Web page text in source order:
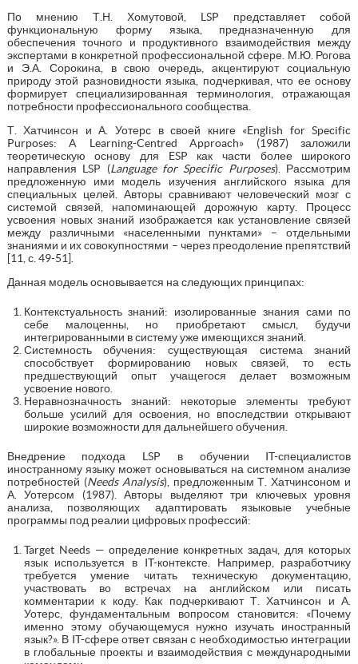
По мнению Т.Н. Хомутовой, LSP представляет собой
функциональную форму языка, предназначенную для
обеспечения точного и продуктивного взаимодействия между
экспертами в конкретной профессиональной сфере. М.Ю. Рогова
и Э.А. Сорокина, в свою очередь, акцентируют социальную
природу этой разновидности языка, подчеркивая, что ее основу
формирует специализированная терминология, отражающая
потребности профессионального сообщества.
Т. Хатчинсон и А. Уотерс в своей книге «English for Specific
Purposes: A Learning-Centred Approach» (1987) заложили
теоретическую основу для ESP как части более широкого
направления LSP (Language for Specific Purposes). Рассмотрим
предложенную ими модель изучения английского языка для
специальных целей. Авторы сравнивают человеческий мозг с
системой связей, напоминающей дорожную карту. Процесс
усвоения новых знаний изображается как установление связей
между различными «населенными пунктами» – отдельными
знаниями и их совокупностями – через преодоление препятствий
[11, с. 49-51].
Данная модель основывается на следующих принципах:
Контекстуальность знаний: изолированные знания сами по
себе малоценны, но приобретают смысл, будучи
интегрированными в систему уже имеющихся знаний.
Системность обучения: существующая система знаний
способствует формированию новых связей, то есть
предшествующий опыт учащегося делает возможным
усвоение нового.
Неравнозначность знаний: некоторые элементы требуют
больше усилий для освоения, но впоследствии открывают
широкие возможности для дальнейшего обучения.
Внедрение подхода LSP в обучении IT-специалистов
иностранному языку может основываться на системном анализе
потребностей (Needs Analysis), предложенным Т. Хатчинсоном и
А. Уотерсом (1987). Авторы выделяют три ключевых уровня
анализа, позволяющих адаптировать языковые учебные
программы под реалии цифровых профессий:
Target Needs — определение конкретных задач, для которых
язык используется в IT-контексте. Например, разработчику
требуется умение читать техническую документацию,
участвовать во встречах на английском или писать
комментарии к коду. Как подчеркивают Т. Хатчинсон и А.
Уотерс, фундаментальным вопросом становится: «Почему
именно этому обучающемуся нужно изучать иностранный
язык?». В IT-сфере ответ связан с необходимостью интеграции
в глобальные проекты и взаимодействия с международными